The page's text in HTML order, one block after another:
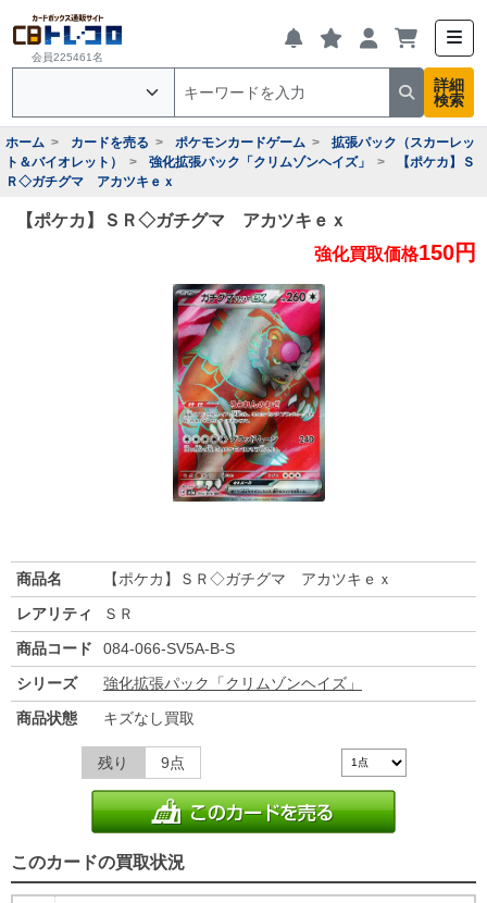
会員225461名
詳細
検索
ホーム カードを売る ポケモンカードゲーム
拡張パック（スカーレッ
ト＆バイオレット）
強化拡張パック「クリムゾンヘイズ」
【ポケカ】Ｓ
Ｒ◇ガチグマ アカツキｅｘ
【ポケカ】ＳＲ◇ガチグマ アカツキｅｘ
強化買取価格150円
商品名
【ポケカ】ＳＲ◇ガチグマ アカツキｅｘ
レアリティ
ＳＲ
商品コード
084-066-SV5A-B-S
シリーズ
強化拡張パック「クリムゾンヘイズ」
商品状態
キズなし買取
残り 9点
このカードの買取状況